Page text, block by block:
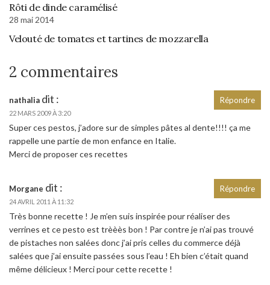
Rôti de dinde caramélisé
28 mai 2014
Velouté de tomates et tartines de mozzarella
2 commentaires
nathalia dit :
22 MARS 2009 À 3:20
Super ces pestos, j’adore sur de simples pâtes al dente!!!! ça me
rappelle une partie de mon enfance en Italie.
Merci de proposer ces recettes
Répondre
Morgane dit :
24 AVRIL 2011 À 11:32
Très bonne recette ! Je m’en suis inspirée pour réaliser des
verrines et ce pesto est trèèès bon ! Par contre je n’ai pas trouvé
de pistaches non salées donc j’ai pris celles du commerce déjà
salées que j’ai ensuite passées sous l’eau ! Eh bien c’était quand
même délicieux ! Merci pour cette recette !
Répondre